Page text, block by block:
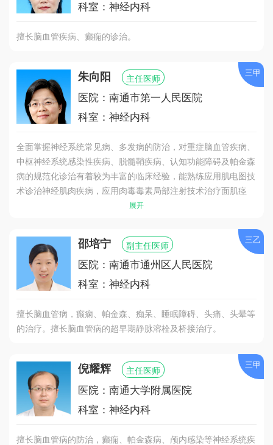
科室：神经内科
擅长脑血管疾病、癫痫的诊治。
朱向阳 主任医师
医院：南通市第一人民医院
科室：神经内科
全面掌握神经系统常见病、多发病的防治，对重症脑血管疾病、
中枢神经系统感染性疾病、脱髓鞘疾病、认知功能障碍及帕金森
病的规范化诊治有着较为丰富的临床经验，能熟练应用肌电图技
术诊治神经肌肉疾病，应用肉毒毒素局部注射技术治疗面肌痉
挛、眼睑痉挛及痉挛性斜颈等肌张力障碍疾病，取得了良好的治
展开
三甲
邵培宁 副主任医师
医院：南通市通州区人民医院
科室：神经内科
擅长脑血管病，癫痫、帕金森、痴呆、睡眠障碍、头痛、头晕等
的治疗。擅长脑血管病的超早期静脉溶栓及桥接治疗。
三乙
倪耀辉 主任医师
医院：南通大学附属医院
科室：神经内科
擅长脑血管病的防治，癫痫、帕金森病、颅内感染等神经系统疾
三甲